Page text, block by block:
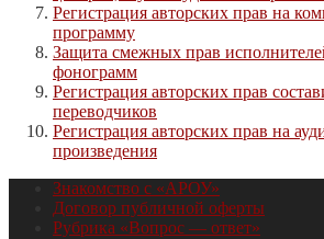
Регистрация авторских прав на
программу
Защита смежных прав
фонограмм
Регистрация авторских прав
переводчиков
Регистрация авторских прав на
произведения
Знакомство с «АРОУ»
Договор публичной оферты
Рубрика «Вопрос — ответ»